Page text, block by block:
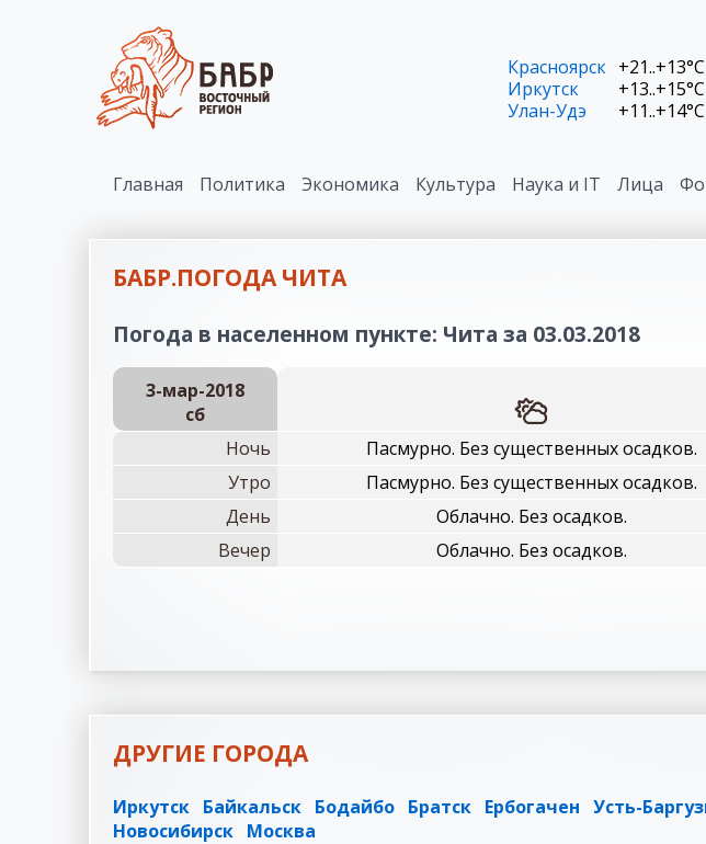
Красноярск +21..+13°C
Иркутск
+13..+15°C
Улан-Удэ
+11..+14°C
Главная Политика Экономика Культура Наука и IT Лица
БАБР.ПОГОДА ЧИТА
Погода в населенном пункте: Чита за 03.03.2018
3-мар-2018
сб
Ночь
Пасмурно. Без существенных осадков.
Утро
Пасмурно. Без существенных осадков.
День
Облачно. Без осадков.
Вечер
Облачно. Без осадков.
ДРУГИЕ ГОРОДА
Иркутск Байкальск Бодайбо Братск Ербогачен Усть-
Новосибирск Москва